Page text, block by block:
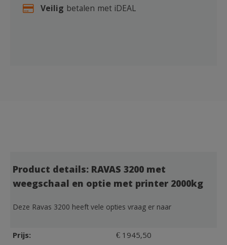
Veilig betalen met iDEAL
Product details: RAVAS 3200 met
weegschaal en optie met printer 2000kg
Deze Ravas 3200 heeft vele opties vraag er naar
Prijs:
€ 1945,50